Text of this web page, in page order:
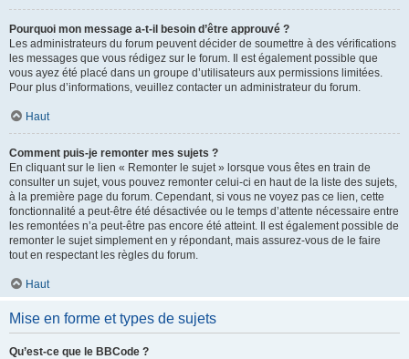
Pourquoi mon message a-t-il besoin d’être approuvé ?
Les administrateurs du forum peuvent décider de soumettre à des vérifications
les messages que vous rédigez sur le forum. Il est également possible que
vous ayez été placé dans un groupe d’utilisateurs aux permissions limitées.
Pour plus d’informations, veuillez contacter un administrateur du forum.
Haut
Comment puis-je remonter mes sujets ?
En cliquant sur le lien « Remonter le sujet » lorsque vous êtes en train de
consulter un sujet, vous pouvez remonter celui-ci en haut de la liste des sujets,
à la première page du forum. Cependant, si vous ne voyez pas ce lien, cette
fonctionnalité a peut-être été désactivée ou le temps d’attente nécessaire entre
les remontées n’a peut-être pas encore été atteint. Il est également possible de
remonter le sujet simplement en y répondant, mais assurez-vous de le faire
tout en respectant les règles du forum.
Haut
Mise en forme et types de sujets
Qu’est-ce que le BBCode ?